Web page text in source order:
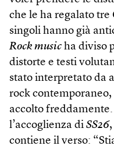
che le ha regalato
singoli hanno già
Rock music ha diviso
distorte e testi
stato interpretato da
rock
accolto
l’accoglienza di SS26
contiene il verso: